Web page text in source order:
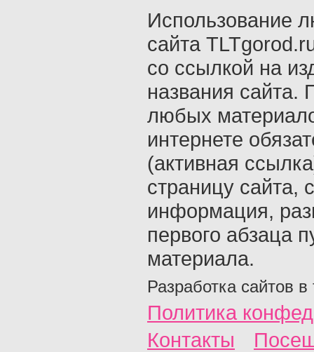
Использование
сайта
со ссылкой на
названия сайта.
любых
интернете
(активная
страницу сайта,
информация,
первого абзаца
материала.
Разработка сайтов в
Политика
Контакты